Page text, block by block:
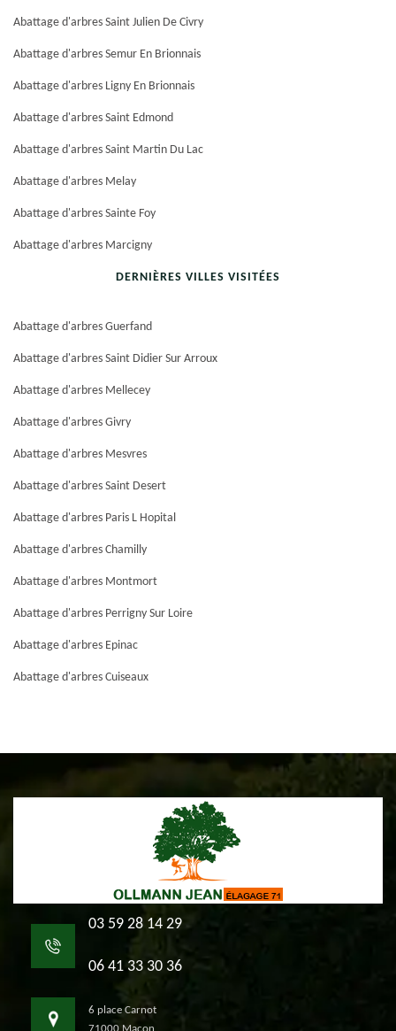
Abattage d'arbres Saint Julien De Civry
Abattage d'arbres Semur En Brionnais
Abattage d'arbres Ligny En Brionnais
Abattage d'arbres Saint Edmond
Abattage d'arbres Saint Martin Du Lac
Abattage d'arbres Melay
Abattage d'arbres Sainte Foy
Abattage d'arbres Marcigny
DERNIÈRES VILLES VISITÉES
Abattage d'arbres Guerfand
Abattage d'arbres Saint Didier Sur Arroux
Abattage d'arbres Mellecey
Abattage d'arbres Givry
Abattage d'arbres Mesvres
Abattage d'arbres Saint Desert
Abattage d'arbres Paris L Hopital
Abattage d'arbres Chamilly
Abattage d'arbres Montmort
Abattage d'arbres Perrigny Sur Loire
Abattage d'arbres Epinac
Abattage d'arbres Cuiseaux
03 59 28 14 29
06 41 33 30 36
6 place Carnot